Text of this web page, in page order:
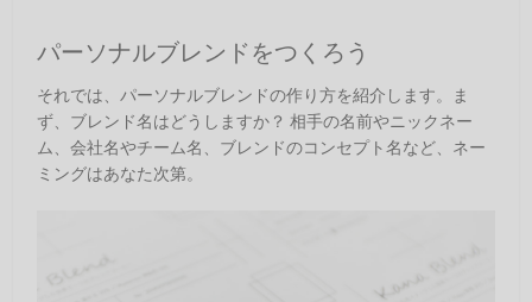
パーソナルブレンドをつくろう
それでは、パーソナルブレンドの作り方を紹介します。ま
ず、ブレンド名はどうしますか？ 相手の名前やニックネー
ム、会社名やチーム名、ブレンドのコンセプト名など、ネー
ミングはあなた次第。